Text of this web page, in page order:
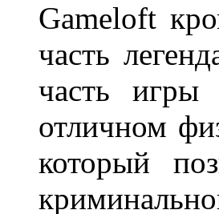
Gameloft
часть
часть игры
отличном
который